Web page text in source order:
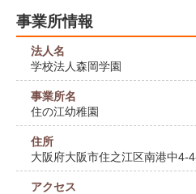
事業所情報
法人名
学校法人森岡学園
事業所名
住の江幼稚園
住所
大阪府大阪市住之江区南港中4-
アクセス